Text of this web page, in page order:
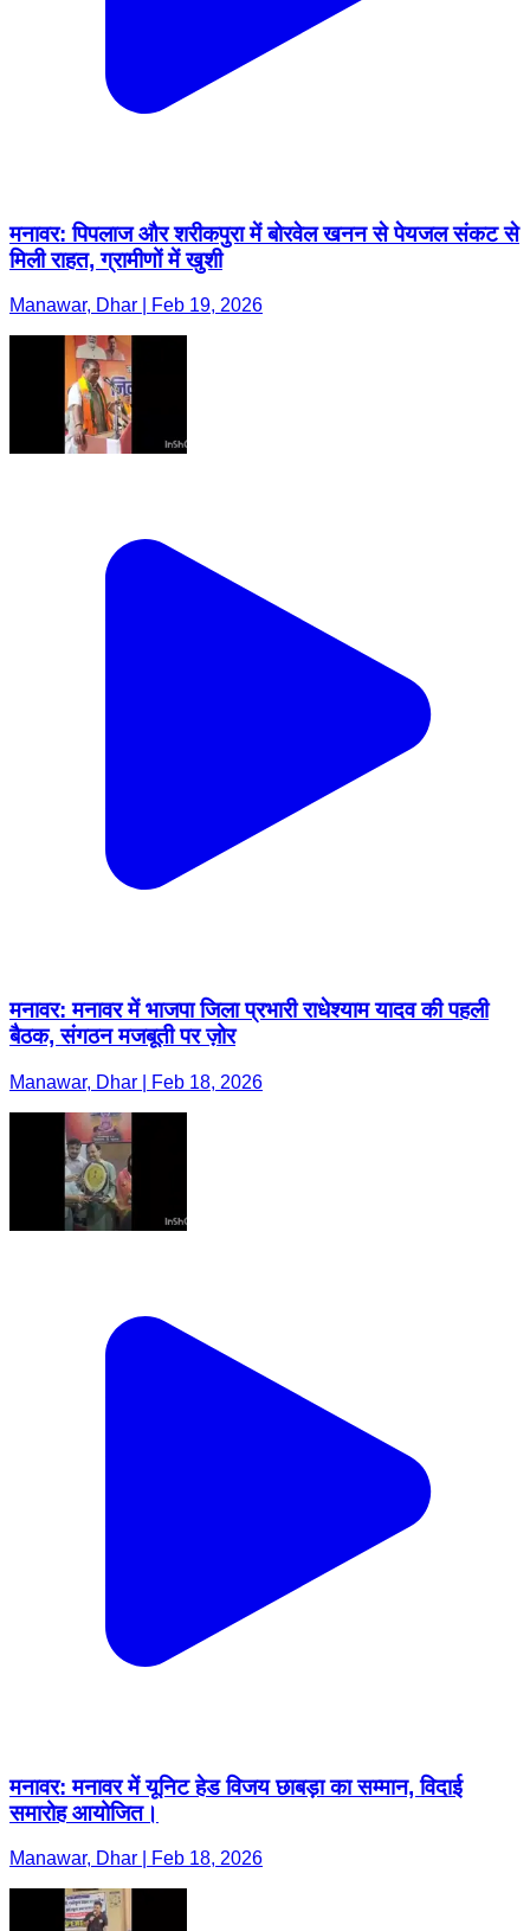
मनावर: पिपलाज और शरीकपुरा में बोरवेल खनन से पेयजल संकट से
मिली राहत, ग्रामीणों में खुशी
Manawar, Dhar | Feb 19, 2026
मनावर: मनावर में भाजपा जिला प्रभारी राधेश्याम यादव की पहली
बैठक, संगठन मजबूती पर ज़ोर
Manawar, Dhar | Feb 18, 2026
मनावर: मनावर में यूनिट हेड विजय छाबड़ा का सम्मान, विदाई
समारोह आयोजित।
Manawar, Dhar | Feb 18, 2026